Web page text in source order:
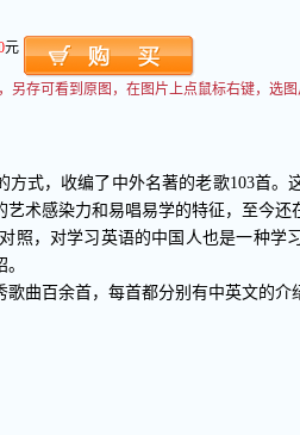
元
另存可看到原图，在图片上点鼠标右键，选
方式，收编了中外名著的老歌103首。
艺术感染力和易唱易学的特征，至今
照，对学习英语的中国人也是一种学
歌曲百余首，每首都分别有中英文的